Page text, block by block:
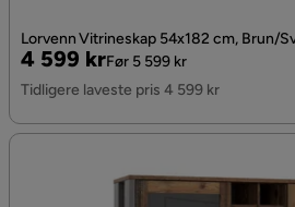
Lorvenn Vitrineskap 54x182 cm, Brun/
Pris
4 599 kr
Original
Pris
Før 5 599 kr
Tidligere laveste pris 4 599 kr